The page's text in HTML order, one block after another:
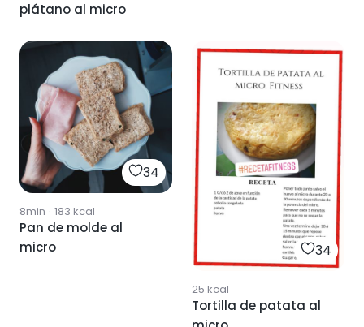
plátano al micro
34
8min · 183 kcal
Pan de molde al
micro
34
25 kcal
Tortilla de patata al